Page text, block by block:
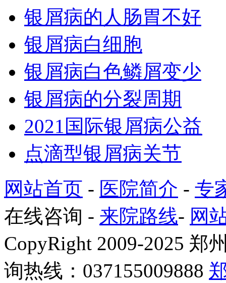
银屑病的人肠胃不好
银屑病白细胞
银屑病白色鳞屑变少
银屑病的分裂周期
2021国际银屑病公益
点滴型银屑病关节
网站首页 - 医院简介 - 专
在线咨询 - 来院路线- 网
CopyRight 2009-2025 郑
询热线：037155009888